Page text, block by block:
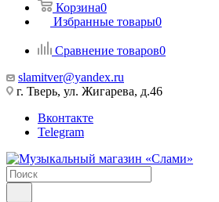
Корзина0
Избранные товары0
Сравнение товаров0
slamitver@yandex.ru
г. Тверь, ул. Жигарева, д.46
Вконтакте
Telegram